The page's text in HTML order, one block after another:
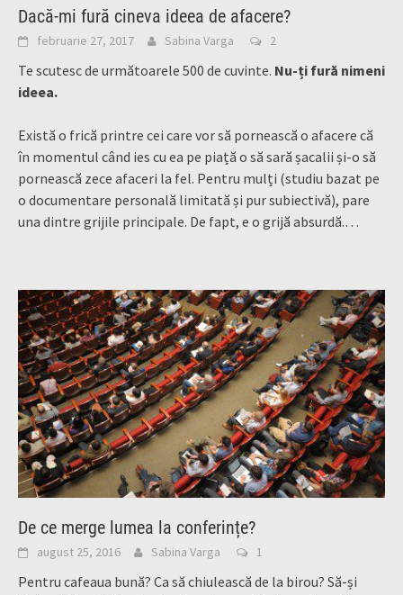
Dacă-mi fură cineva ideea de afacere?
februarie 27, 2017 Sabina Varga 2
Te scutesc de următoarele 500 de cuvinte. Nu-ți fură nimeni
ideea.
Există o frică printre cei care vor să pornească o afacere că
în momentul când ies cu ea pe piață o să sară șacalii și-o să
pornească zece afaceri la fel. Pentru mulți (studiu bazat pe
o documentare personală limitată și pur subiectivă), pare
una dintre grijile principale. De fapt, e o grijă absurdă.…
De ce merge lumea la conferințe?
august 25, 2016 Sabina Varga 1
Pentru cafeaua bună? Ca să chiulească de la birou? Să-și